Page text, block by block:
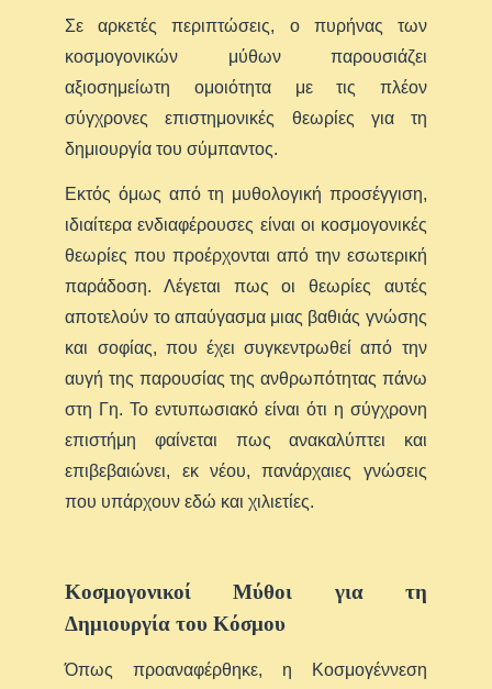
Σε αρκετές περιπτώσεις, ο πυρήνας των
κοσμογονικών μύθων παρουσιάζει
αξιοσημείωτη ομοιότητα με τις πλέον
σύγχρονες επιστημονικές θεωρίες για τη
δημιουργία του σύμπαντος.
Εκτός όμως από τη μυθολογική προσέγγιση,
ιδιαίτερα ενδιαφέρουσες είναι οι κοσμογονικές
θεωρίες που προέρχονται από την εσωτερική
παράδοση. Λέγεται πως οι θεωρίες αυτές
αποτελούν το απαύγασμα μιας βαθιάς γνώσης
και σοφίας, που έχει συγκεντρωθεί από την
αυγή της παρουσίας της ανθρωπότητας πάνω
στη Γη. Το εντυπωσιακό είναι ότι η σύγχρονη
επιστήμη φαίνεται πως ανακαλύπτει και
επιβεβαιώνει, εκ νέου, πανάρχαιες γνώσεις
που υπάρχουν εδώ και χιλιετίες.
Κοσμογονικοί Μύθοι για τη
Δημιουργία του Κόσμου
Όπως προαναφέρθηκε, η Κοσμογέννεση